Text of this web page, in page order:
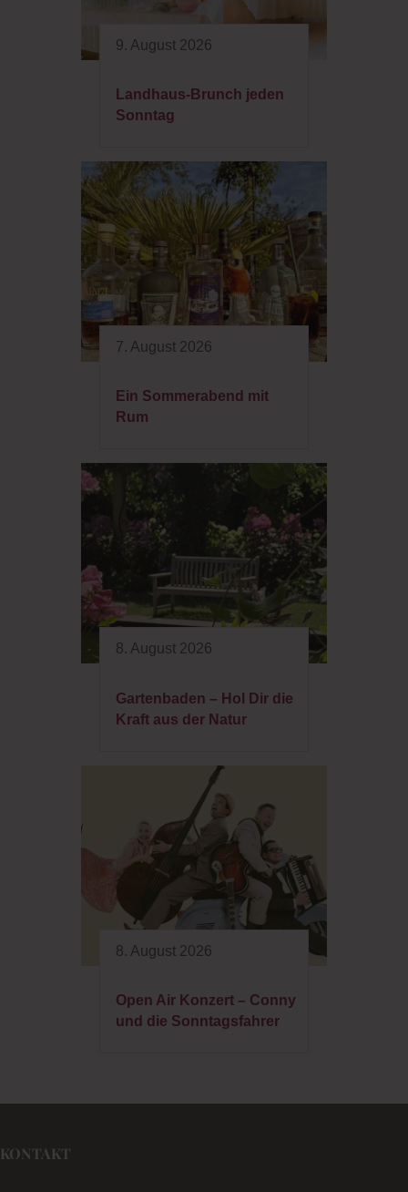
9. August 2026
Landhaus-Brunch jeden
Sonntag
7. August 2026
Ein Sommerabend mit
Rum
8. August 2026
Gartenbaden – Hol Dir die
Kraft aus der Natur
8. August 2026
Open Air Konzert – Conny
und die Sonntagsfahrer
KONTAKT